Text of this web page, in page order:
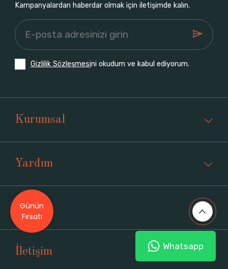
Kampanyalardan haberdar olmak için iletişimde kalın.
Gizlilik Sözleşmesini okudum ve kabul ediyorum.
Kurumsal
Yardım
Üyelik
İletişim Whatsapp
Günün
Fırsatı